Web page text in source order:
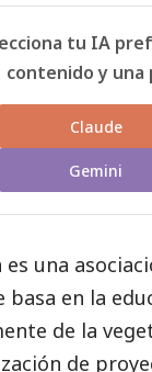
tu IA
contenido y una
Claude
Gemini
es una
basa en la
de la
de